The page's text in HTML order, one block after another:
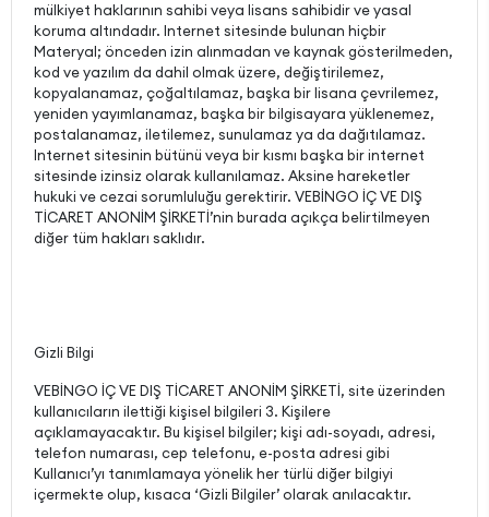
mülkiyet haklarının sahibi veya lisans sahibidir ve yasal
koruma altındadır. Internet sitesinde bulunan hiçbir
Materyal; önceden izin alınmadan ve kaynak gösterilmeden,
kod ve yazılım da dahil olmak üzere, değiştirilemez,
kopyalanamaz, çoğaltılamaz, başka bir lisana çevrilemez,
yeniden yayımlanamaz, başka bir bilgisayara yüklenemez,
postalanamaz, iletilemez, sunulamaz ya da dağıtılamaz.
Internet sitesinin bütünü veya bir kısmı başka bir internet
sitesinde izinsiz olarak kullanılamaz. Aksine hareketler
hukuki ve cezai sorumluluğu gerektirir. VEBİNGO İÇ VE DIŞ
TİCARET ANONİM ŞİRKETİ’nin burada açıkça belirtilmeyen
diğer tüm hakları saklıdır.
Gizli Bilgi
VEBİNGO İÇ VE DIŞ TİCARET ANONİM ŞİRKETİ, site üzerinden
kullanıcıların ilettiği kişisel bilgileri 3. Kişilere
açıklamayacaktır. Bu kişisel bilgiler; kişi adı-soyadı, adresi,
telefon numarası, cep telefonu, e-posta adresi gibi
Kullanıcı’yı tanımlamaya yönelik her türlü diğer bilgiyi
içermekte olup, kısaca ‘Gizli Bilgiler’ olarak anılacaktır.